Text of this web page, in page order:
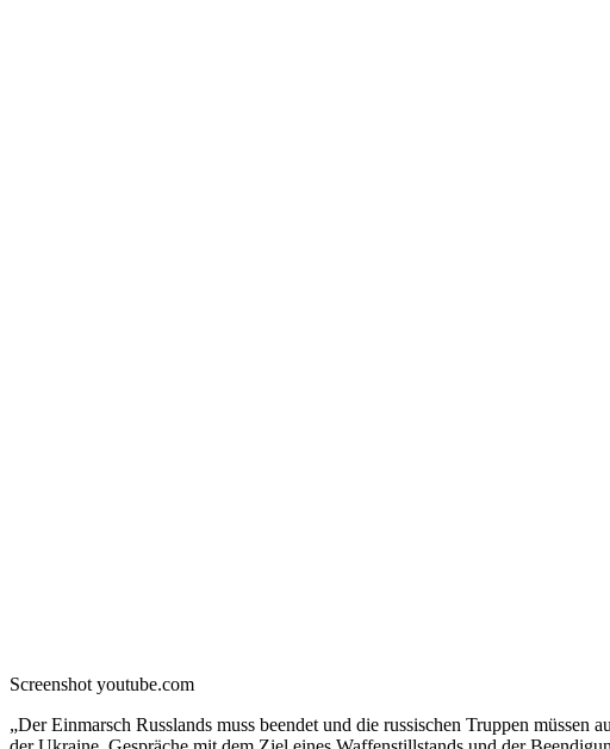
Screenshot youtube.com
„Der Einmarsch Russlands muss beendet und die russischen Truppen